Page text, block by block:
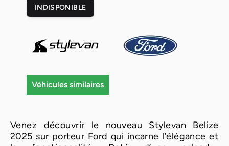
INDISPONIBLE
Véhicules similaires
Venez découvrir le nouveau Stylevan Belize
2025 sur porteur Ford qui incarne l’élégance et